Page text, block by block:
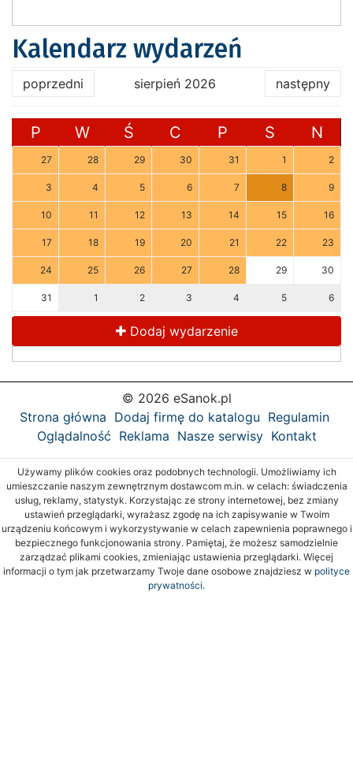
Kalendarz wydarzeń
poprzedni sierpień 2026 następny
P W Ś C P S N
27 28 29 30 31 1 2
3 4 5 6 7 8 9
10 11 12 13 14 15 16
17 18 19 20 21 22 23
24 25 26 27 28 29 30
31 1 2 3 4 5 6
Dodaj wydarzenie
© 2026 eSanok.pl
Strona główna Dodaj firmę do katalogu Regulamin
Oglądalność Reklama Nasze serwisy Kontakt
Używamy plików cookies oraz podobnych technologii. Umożliwiamy ich
umieszczanie naszym zewnętrznym dostawcom m.in. w celach: świadczenia
usług, reklamy, statystyk. Korzystając ze strony internetowej, bez zmiany
ustawień przeglądarki, wyrażasz zgodę na ich zapisywanie w Twoim
urządzeniu końcowym i wykorzystywanie w celach zapewnienia poprawnego i
bezpiecznego funkcjonowania strony. Pamiętaj, że możesz samodzielnie
zarządzać plikami cookies, zmieniając ustawienia przeglądarki. Więcej
informacji o tym jak przetwarzamy Twoje dane osobowe znajdziesz w polityce
prywatności.